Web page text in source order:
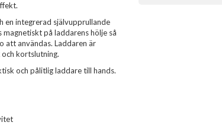
en integrerad självupprullande
magnetiskt på laddarens hölje så
att användas. Laddaren är
kortslutning.
och pålitlig laddare till hands.